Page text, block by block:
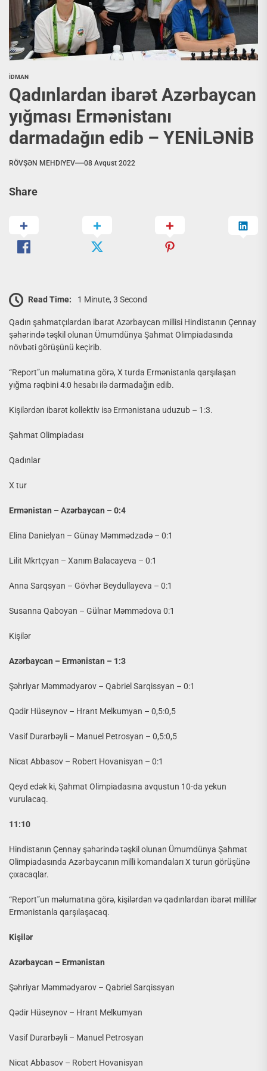
İDMAN
Qadınlardan ibarət Azərbaycan
yığması Ermənistanı
darmadağın edib – YENİLƏNİB
RÖVŞƏN MEHDIYEV 08 Avqust 2022
Share
Read Time: 1 Minute, 3 Second
Qadın şahmatçılardan ibarət Azərbaycan millisi Hindistanın Çennay
şəhərində təşkil olunan Ümumdünya Şahmat Olimpiadasında
növbəti görüşünü keçirib.
“Report”un məlumatına görə, X turda Ermənistanla qarşılaşan
yığma rəqbini 4:0 hesabı ilə darmadağın edib.
Kişilərdən ibarət kollektiv isə Ermənistana uduzub – 1:3.
Şahmat Olimpiadası
Qadınlar
X tur
Ermənistan – Azərbaycan – 0:4
Elina Danielyan – Günay Məmmədzadə – 0:1
Lilit Mkrtçyan – Xanım Balacayeva – 0:1
Anna Sarqsyan – Gövhər Beydullayeva – 0:1
Susanna Qaboyan – Gülnar Məmmədova 0:1
Kişilər
Azərbaycan – Ermənistan – 1:3
Şəhriyar Məmmədyarov – Qabriel Sarqissyan – 0:1
Qədir Hüseynov – Hrant Melkumyan – 0,5:0,5
Vasif Durarbəyli – Manuel Petrosyan – 0,5:0,5
Nicat Abbasov – Robert Hovanisyan – 0:1
Qeyd edək ki, Şahmat Olimpiadasına avqustun 10-da yekun
vurulacaq.
11:10
Hindistanın Çennay şəhərində təşkil olunan Ümumdünya Şahmat
Olimpiadasında Azərbaycanın milli komandaları X turun görüşünə
çıxacaqlar.
“Report”un məlumatına görə, kişilərdən və qadınlardan ibarət millilər
Ermənistanla qarşılaşacaq.
Kişilər
Azərbaycan – Ermənistan
Şəhriyar Məmmədyarov – Qabriel Sarqissyan
Qədir Hüseynov – Hrant Melkumyan
Vasif Durarbəyli – Manuel Petrosyan
Nicat Abbasov – Robert Hovanisyan